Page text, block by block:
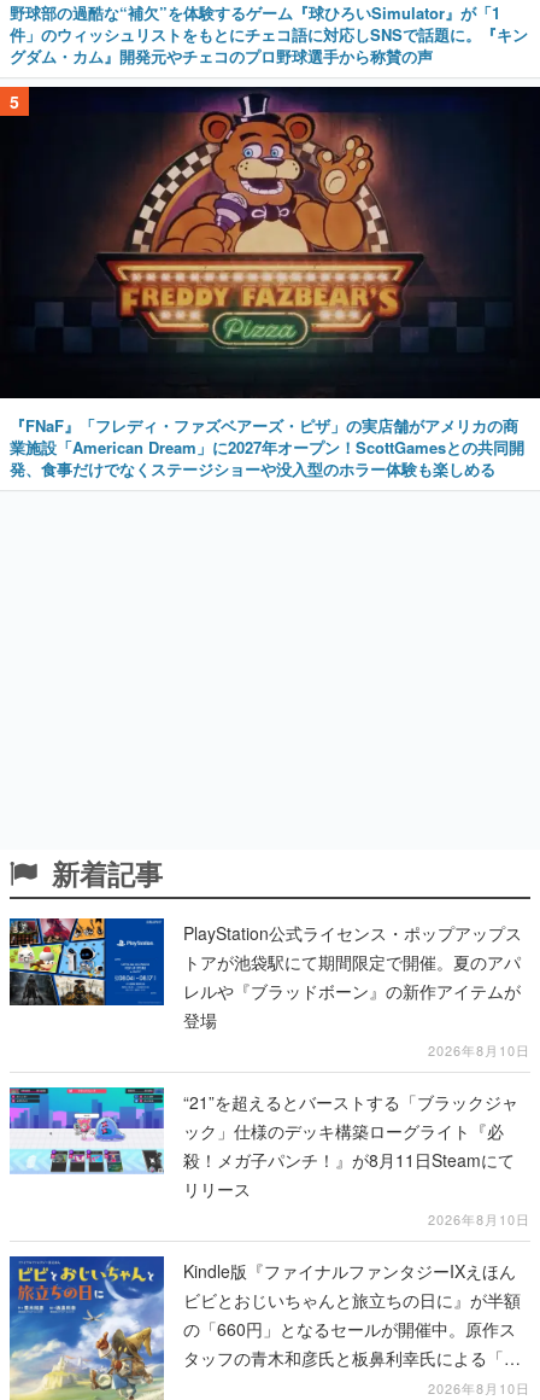
野球部の過酷な“補欠”を体験するゲーム『球ひろいSimulator』が「1
件」のウィッシュリストをもとにチェコ語に対応しSNSで話題に。『キン
グダム・カム』開発元やチェコのプロ野球選手から称賛の声
5
『FNaF』「フレディ・ファズベアーズ・ピザ」の実店舗がアメリカの商
業施設「American Dream」に2027年オープン！ScottGamesとの共同開
発、食事だけでなくステージショーや没入型のホラー体験も楽しめる
新着記事
PlayStation公式ライセンス・ポップアップス
トアが池袋駅にて期間限定で開催。夏のアパ
レルや『ブラッドボーン』の新作アイテムが
登場
2026年8月10日
“21”を超えるとバーストする「ブラックジャ
ック」仕様のデッキ構築ローグライト『必
殺！メガ子パンチ！』が8月11日Steamにて
リリース
2026年8月10日
Kindle版『ファイナルファンタジーIXえほん
ビビとおじいちゃんと旅立ちの日に』が半額
の「660円」となるセールが開催中。原作ス
タッフの青木和彦氏と板鼻利幸氏による「ビ
2026年8月10日